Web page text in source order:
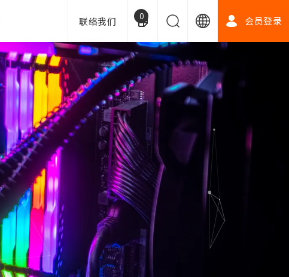
联络我们 0 会员登录